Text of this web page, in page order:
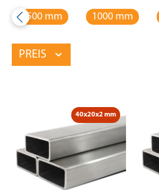
500 mm 1000 mm
PREIS
40x20x2 mm